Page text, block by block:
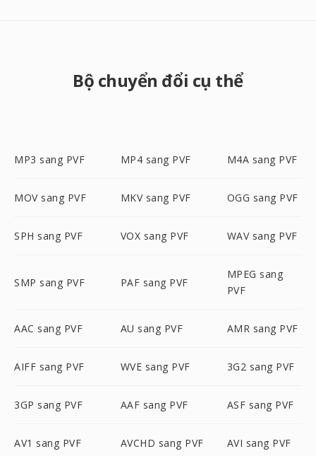
Bộ chuyển đổi cụ thể
MP3 sang PVF MP4 sang PVF M4A sang PVF
MOV sang PVF MKV sang PVF OGG sang PVF
SPH sang PVF VOX sang PVF WAV sang PVF
SMP sang PVF PAF sang PVF
MPEG sang
PVF
AAC sang PVF AU sang PVF AMR sang PVF
AIFF sang PVF WVE sang PVF 3G2 sang PVF
3GP sang PVF AAF sang PVF ASF sang PVF
AV1 sang PVF AVCHD sang PVF AVI sang PVF